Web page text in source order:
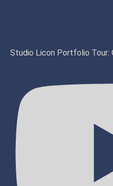
Studio Licon Portfolio Tour: